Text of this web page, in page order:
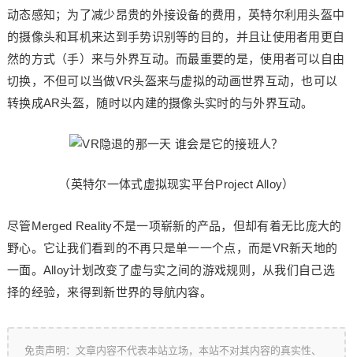
动态感知；为了减少昂贵的外接设备的费用，英特尔利用头盔中
的摄像头和耳机来达到手势识别等的目的，并且让使用者用更自
然的方式（手）来与外界互动。而最重要的是，使用者可以自由
切换，不但可以当做VR头盔来与虚拟的动画世界互动，也可以
转换成AR头盔，随时以内建的摄像头实时的与外界互动。
（英特尔一体式虚拟现实平台Project Alloy）
尽管Merged Reality不是一项崭新的产品，但却有着无比庞大的
野心。它让我们看到的不再只是单一一个点，而是VR新天地的
一面。Alloy计划改变了虚与实之间的游戏规则，从我们自己选
择的经验，来得到新世界的导航内容。
免责声明：文章内容不代表本站立场，本站不对其内容的真实性、